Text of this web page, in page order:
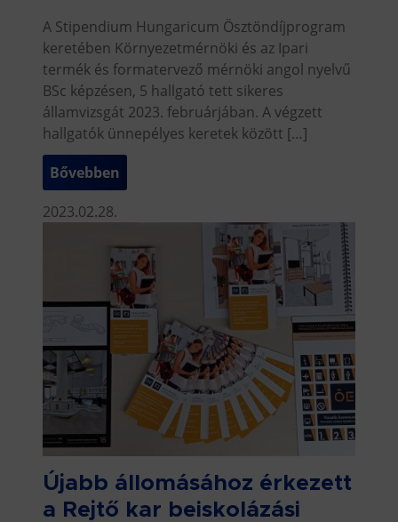
A Stipendium Hungaricum Ösztöndíjprogram
keretében Környezetmérnöki és az Ipari
termék és formatervező mérnöki angol nyelvű
BSc képzésen, 5 hallgató tett sikeres
államvizsgát 2023. februárjában. A végzett
hallgatók ünnepélyes keretek között […]
Bővebben
2023.02.28.
Újabb állomásához érkezett
a Rejtő kar beiskolázási